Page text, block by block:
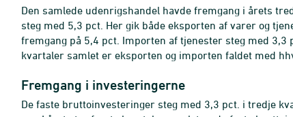
Den samlede udenrigshandel havde fremgang i årets
steg med 5,3 pct. Her gik både eksporten af varer og
fremgang på 5,4 pct. Importen af tjenester steg med
kvartaler samlet er eksporten og importen faldet med
Fremgang i investeringerne
De faste bruttoinvesteringer steg med 3,3 pct. i tredje